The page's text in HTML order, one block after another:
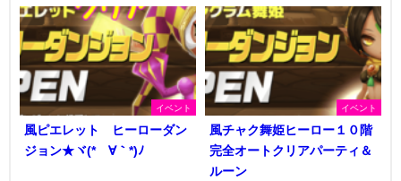
イベント
風ピエレット ヒーローダン
ジョン★ヾ(*´∀｀*)ﾉ
イベント
風チャク舞姫ヒーロー１０階
完全オートクリアパーティ＆
ルーン